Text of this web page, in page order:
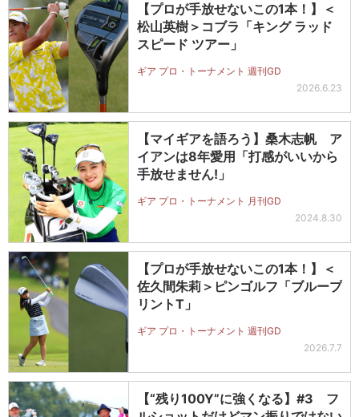
【プロが手放せないこの1本！】＜
松山英樹＞コブラ「キング ラッド
スピード ツアー」
ギア プロ・トーナメント 週刊GD
2026.6.23
【マイギアを語ろう】桑木志帆 ア
イアンは8年愛用「打感がいいから
手放せません!」
ギア プロ・トーナメント 月刊GD
2024.8.30
【プロが手放せないこの1本！】＜
佐久間朱莉＞ピンゴルフ「ブループ
リントT」
ギア プロ・トーナメント 週刊GD
2026.7.7
【“残り100Y”に強くなる】#3 フ